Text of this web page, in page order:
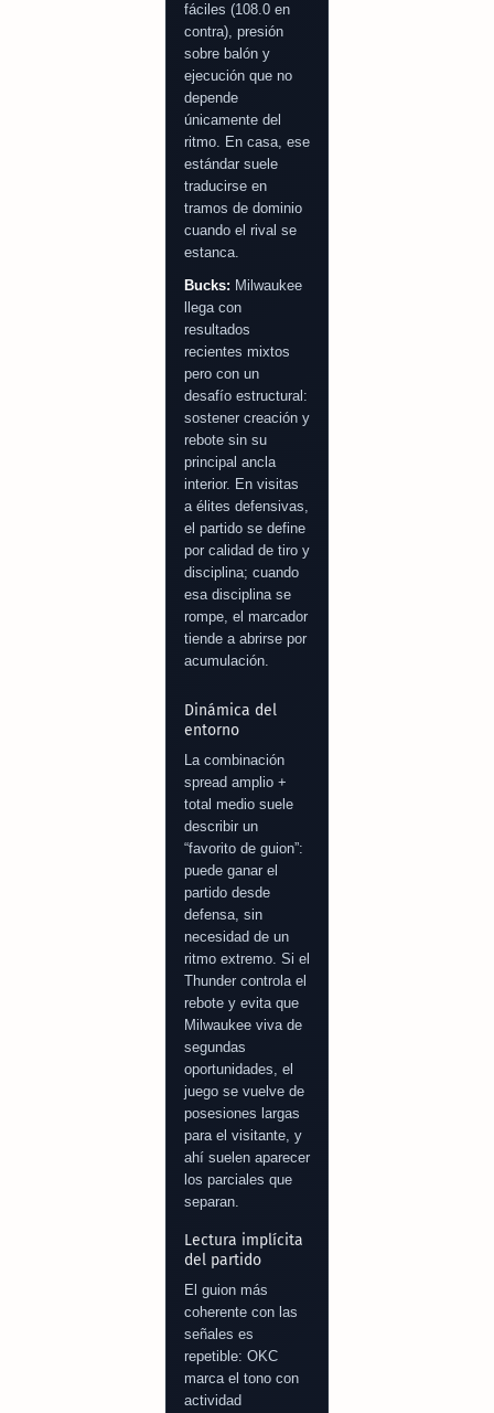
fáciles (108.0 en
contra), presión
sobre balón y
ejecución que no
depende
únicamente del
ritmo. En casa, ese
estándar suele
traducirse en
tramos de dominio
cuando el rival se
estanca.
Bucks: Milwaukee
llega con
resultados
recientes mixtos
pero con un
desafío estructural:
sostener creación y
rebote sin su
principal ancla
interior. En visitas
a élites defensivas,
el partido se define
por calidad de tiro y
disciplina; cuando
esa disciplina se
rompe, el marcador
tiende a abrirse por
acumulación.
Dinámica del
entorno
La combinación
spread amplio +
total medio suele
describir un
“favorito de guion”:
puede ganar el
partido desde
defensa, sin
necesidad de un
ritmo extremo. Si el
Thunder controla el
rebote y evita que
Milwaukee viva de
segundas
oportunidades, el
juego se vuelve de
posesiones largas
para el visitante, y
ahí suelen aparecer
los parciales que
separan.
Lectura implícita
del partido
El guion más
coherente con las
señales es
repetible: OKC
marca el tono con
actividad